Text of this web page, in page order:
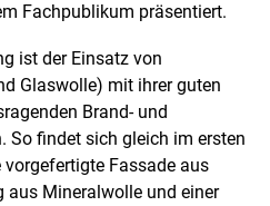
Fachpublikum präsentiert.
ist der Einsatz von
Glaswolle) mit ihrer guten
Brand- und
So findet sich gleich im ersten
Fassade aus
aus Mineralwolle und einer